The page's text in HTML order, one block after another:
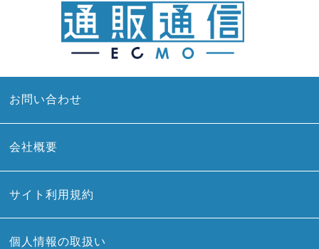
お問い合わせ
会社概要
サイト利用規約
個人情報の取扱い